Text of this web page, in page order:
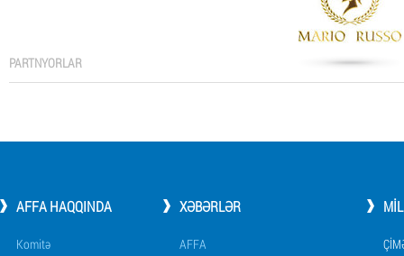
PARTNYORLAR
AFFA HAQQINDA
Komitə
XƏBƏRLƏR
AFFA